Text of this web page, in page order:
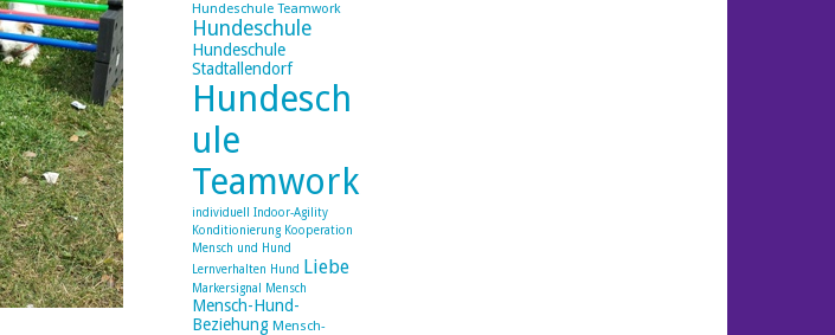
Hundeschule Teamwork
Hundeschule
Hundeschule
Stadtallendorf
Hundesch
ule
Teamwork
individuell
Indoor-Agility
Konditionierung Kooperation
Mensch und Hund
Lernverhalten Hund Liebe
Markersignal Mensch
Mensch-Hund-
Beziehung Mensch-